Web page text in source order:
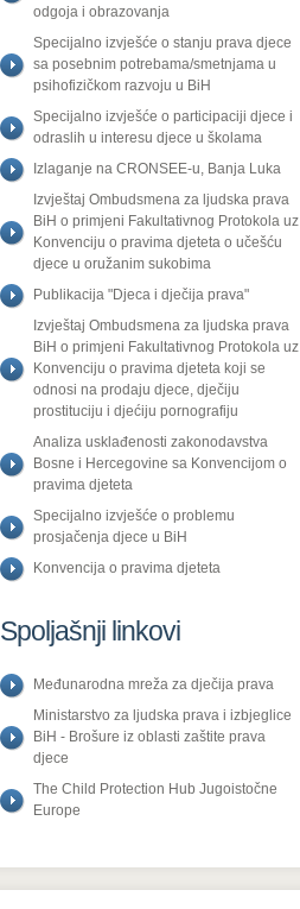
odgoja i obrazovanja
Specijalno izvješće o stanju prava djece
sa posebnim potrebama/smetnjama u
psihofizičkom razvoju u BiH
Specijalno izvješće o participaciji djece i
odraslih u interesu djece u školama
Izlaganje na CRONSEE-u, Banja Luka
Izvještaj Ombudsmena za ljudska prava
BiH o primjeni Fakultativnog Protokola uz
Konvenciju o pravima djeteta o učešću
djece u oružanim sukobima
Publikacija "Djeca i dječija prava"
Izvještaj Ombudsmena za ljudska prava
BiH o primjeni Fakultativnog Protokola uz
Konvenciju o pravima djeteta koji se
odnosi na prodaju djece, dječiju
prostituciju i djećiju pornografiju
Analiza usklađenosti zakonodavstva
Bosne i Hercegovine sa Konvencijom o
pravima djeteta
Specijalno izvješće o problemu
prosjačenja djece u BiH
Konvencija o pravima djeteta
Spoljašnji linkovi
Međunarodna mreža za dječija prava
Ministarstvo za ljudska prava i izbjeglice
BiH - Brošure iz oblasti zaštite prava
djece
The Child Protection Hub Jugoistočne
Europe